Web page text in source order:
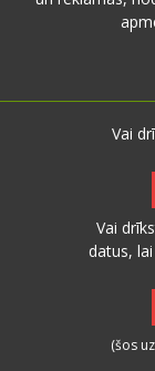
Seko
© 2026
laika
Vai
Vai
datus,
(šos